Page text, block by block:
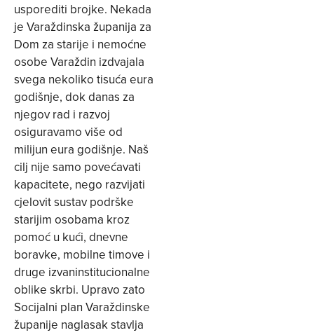
usporediti brojke. Nekada
je Varaždinska županija za
Dom za starije i nemoćne
osobe Varaždin izdvajala
svega nekoliko tisuća eura
godišnje, dok danas za
njegov rad i razvoj
osiguravamo više od
milijun eura godišnje. Naš
cilj nije samo povećavati
kapacitete, nego razvijati
cjelovit sustav podrške
starijim osobama kroz
pomoć u kući, dnevne
boravke, mobilne timove i
druge izvaninstitucionalne
oblike skrbi. Upravo zato
Socijalni plan Varaždinske
županije naglasak stavlja